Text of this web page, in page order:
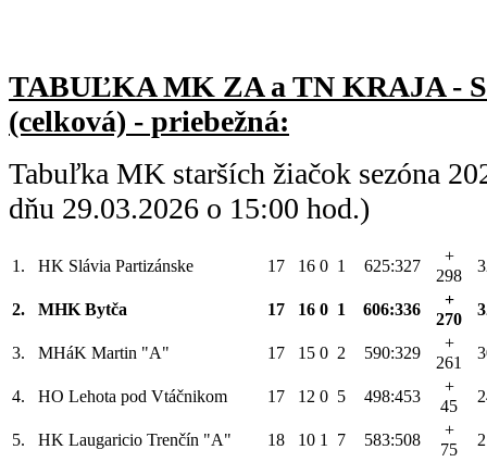
TABUĽKA MK ZA a TN KRAJA -
(celková) - priebežná:
Tabuľka MK starších žiačok sezóna
dňu 29.03.2026 o 15:00 hod.)
1. HK Slávia Partizánske 17 16 0 1 625:327
+
298
2. MHK Bytča 17 16 0 1 606:336
+
270
3. MHáK Martin "A" 17 15 0 2 590:329
+
261
4. HO Lehota pod Vtáčnikom 17 12 0 5 498:453
+
45
5. HK Laugaricio Trenčín "A" 18 10 1 7 583:508
+
75